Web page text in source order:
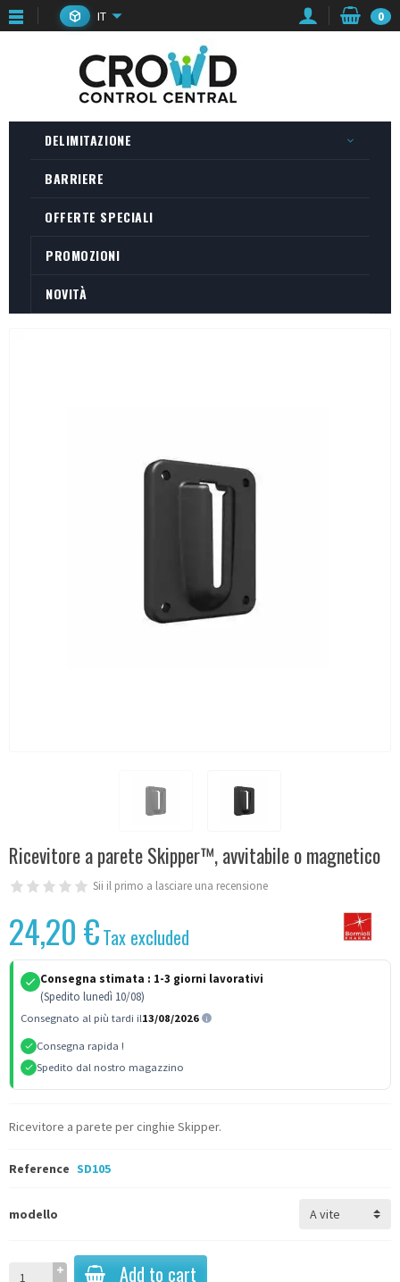
IT 0
DELIMITAZIONE
BARRIERE
OFFERTE SPECIALI
PROMOZIONI
NOVITÀ
Ricevitore a parete Skipper™, avvitabile o magnetico
Sii il primo a lasciare una recensione
24,20 €Tax excluded
Consegna stimata : 1-3 giorni lavorativi
(Spedito lunedì 10/08)
Consegnato al più tardi il13/08/2026
Consegna rapida !
Spedito dal nostro magazzino
Ricevitore a parete per cinghie Skipper.
Reference SD105
modello
Add to cart